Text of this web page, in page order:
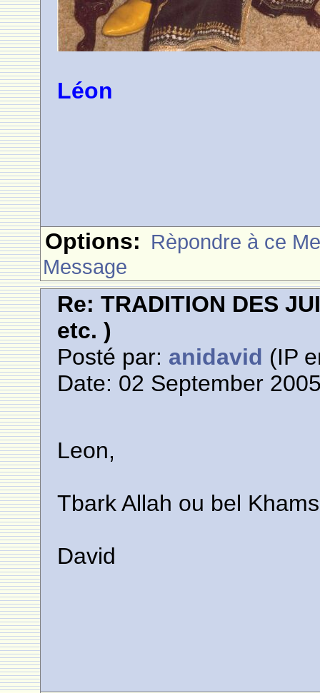
Léon
Options: Rèpondre à ce
Message
Re: TRADITION DES
etc. )
Posté par: anidavid (IP
Date: 02 September
Leon,
Tbark Allah ou bel
David